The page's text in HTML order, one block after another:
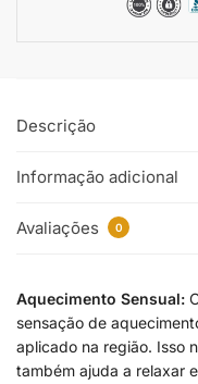
Descrição
Informação adicional
Avaliações 0
Aquecimento Sensual:
sensação de
aplicado na região. Isso
também ajuda a relaxar